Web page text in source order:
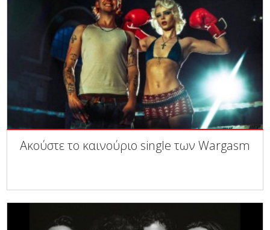
Ακούστε το καινούριο single των Wargasm